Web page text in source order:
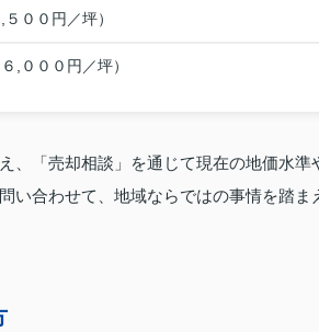
００円／坪）
,０００円／坪）
、「売却相談」を通じて現在の地価水準
い合わせて、地域ならではの事情を踏ま